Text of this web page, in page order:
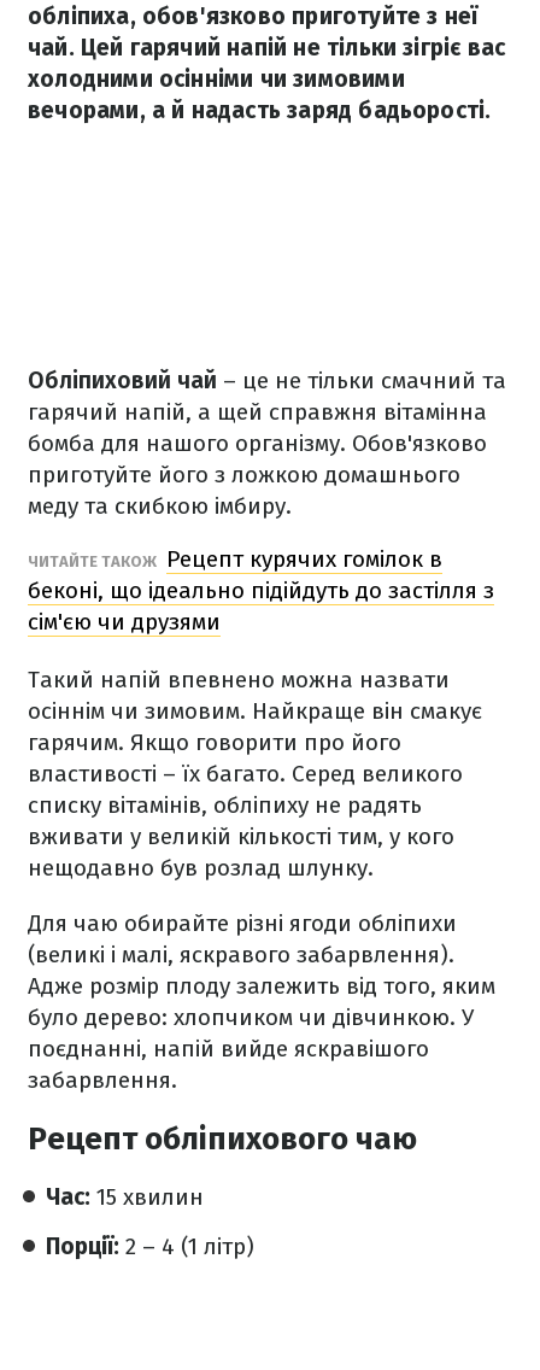
обліпиха, обов'язково приготуйте з неї
чай. Цей гарячий напій не тільки зігріє вас
холодними осінніми чи зимовими
вечорами, а й надасть заряд бадьорості.
Обліпиховий чай – це не тільки смачний та
гарячий напій, а щей справжня вітамінна
бомба для нашого організму. Обов'язково
приготуйте його з ложкою домашнього
меду та скибкою імбиру.
ЧИТАЙТЕ ТАКОЖ
Рецепт курячих гомілок в
беконі, що ідеально підійдуть до застілля з
сім'єю чи друзями
Такий напій впевнено можна назвати
осіннім чи зимовим. Найкраще він смакує
гарячим. Якщо говорити про його
властивості – їх багато. Серед великого
списку вітамінів, обліпиху не радять
вживати у великій кількості тим, у кого
нещодавно був розлад шлунку.
Для чаю обирайте різні ягоди обліпихи
(великі і малі, яскравого забарвлення).
Адже розмір плоду залежить від того, яким
було дерево: хлопчиком чи дівчинкою. У
поєднанні, напій вийде яскравішого
забарвлення.
Рецепт обліпихового чаю
Час: 15 хвилин
Порції: 2 – 4 (1 літр)